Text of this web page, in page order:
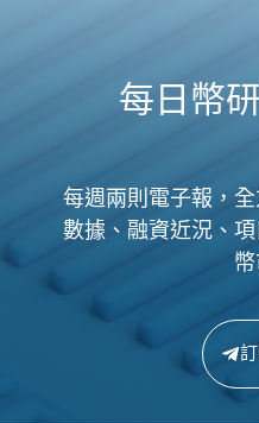
每日幣
每週兩則電子報，
數據、融資近況、